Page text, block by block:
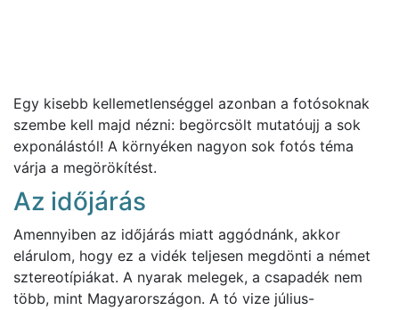
Egy kisebb kellemetlenséggel azonban a fotósoknak
szembe kell majd nézni: begörcsölt mutatóujj a sok
exponálástól! A környéken nagyon sok fotós téma
várja a megörökítést.
Az időjárás
Amennyiben az időjárás miatt aggódnánk, akkor
elárulom, hogy ez a vidék teljesen megdönti a német
sztereotípiákat. A nyarak melegek, a csapadék nem
több, mint Magyarországon. A tó vize július-